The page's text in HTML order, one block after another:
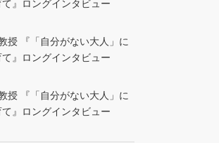
』ロングインタビュー
授 『「自分がない大人」に
』ロングインタビュー
授 『「自分がない大人」に
』ロングインタビュー